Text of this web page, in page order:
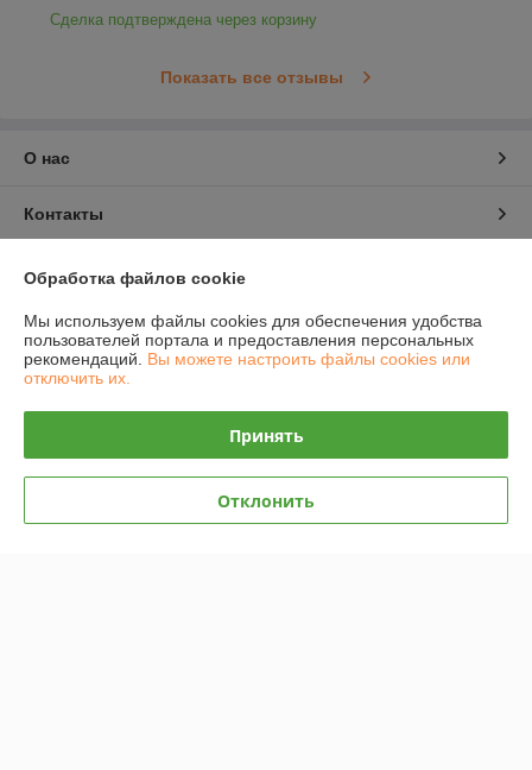
Сделка подтверждена через корзину
Показать все отзывы
О нас
Контакты
Доставка и оплата
График работы
Полная версия сайта
Политика обработки cookies
Сайт создан на платформе Deal.by
Обработка файлов cookie
Мы используем файлы cookies для обеспечения удобства
пользователей портала и предоставления персональных
рекомендаций. Вы можете настроить файлы cookies или
отключить их.
Принять
Отклонить